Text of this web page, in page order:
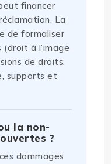
financer
La
de formaliser
à l’image
de droits,
supports et
la non-
?
dommages